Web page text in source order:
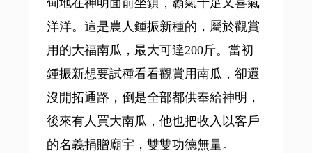
甸地在神明面前坐鎮，霸氣十足又喜氣
洋洋。這是農人鍾振新種的，屬於觀賞
用的大福南瓜，最大可達200斤。當初
鍾振新想要試種看看觀賞用南瓜，卻還
沒開拓通路，倒是全部都供奉給神明，
後來有人買大南瓜，他也把收入以客戶
的名義捐贈廟宇，雙雙功德無量。